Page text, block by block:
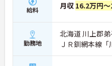
給料 月収 16.2万円
勤務地
北海道 川上郡
ＪＲ釧網本線